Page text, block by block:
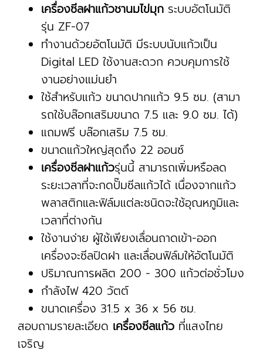
เครื่องซีลฝาแก้วชานมไข่มุก ระบบอัตโนมัติ
รุ่น ZF-07
ทำงานด้วยอัตโนมัติ มีระบบนับแก้วเป็น
Digital LED ใช้งานสะดวก ควบคุมการใช้
งานอย่างแม่นยำ
ใช้สำหรับแก้ว ขนาดปากแก้ว 9.5 ซม. (สามา
รถใช้บล๊อกเสริมขนาด 7.5 และ 9.0 ซม. ได้)
แถมฟรี บล๊อกเสริม 7.5 ซม.
ขนาดแก้วใหญ่สุดถึง 22 ออนซ์
เครื่องซีลฝาแก้วรุ่นนี้ สามารถเพิ่มหรือลด
ระยะเวลาที่จะกดปั๊มซีลแก้วได้ เนื่องจากแก้ว
พลาสติกและฟิล์มแต่ละชนิดจะใช้อุณหภูมิและ
เวลาที่ต่างกัน
ใช้งานง่าย ผู้ใช้เพียงเลื่อนถาดเข้า-ออก
เครื่องจะซีลปิดฝา และเลื่อนฟิล์มให้อัตโนมัติ
ปริมาณการผลิต 200 - 300 แก้วต่อชั่วโมง
กำลังไฟ 420 วัตต์
ขนาดเครื่อง 31.5 x 36 x 56 ซม.
สอบถามรายละเอียด เครื่องซีลแก้ว ที่แสงไทย
เจริญ